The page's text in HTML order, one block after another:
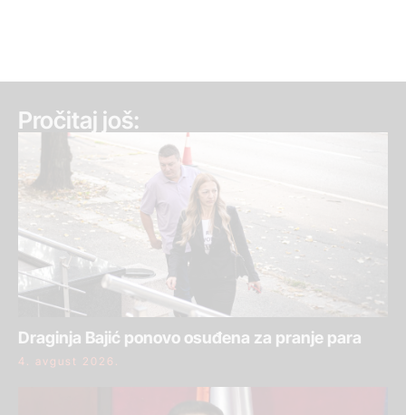
Pročitaj još:
Draginja Bajić ponovo osuđena za pranje para
4. avgust 2026.